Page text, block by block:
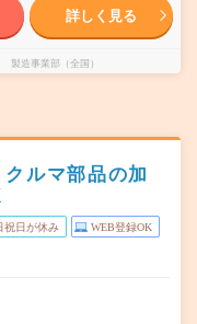
詳しく見る
製造事業部（全国）
ルマ部品の加
祝日が休み WEB登録OK